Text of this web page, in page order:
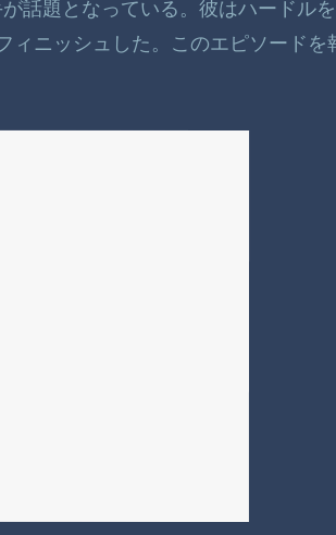
話題となっている。彼はハードル
ニッシュした。このエピソードを